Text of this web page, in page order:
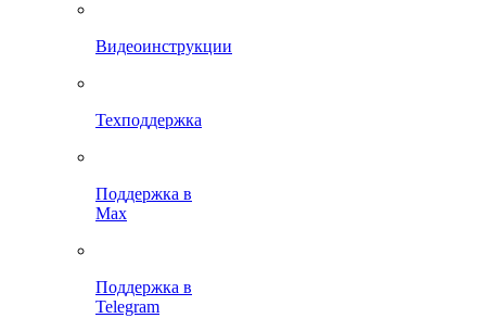
Видеоинструкции
Техподдержка
Поддержка в
Max
Поддержка в
Telegram